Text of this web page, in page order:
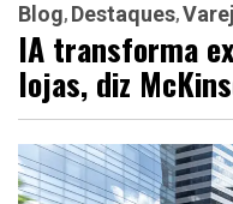
Blog Destaques
IA transforma
lojas, diz